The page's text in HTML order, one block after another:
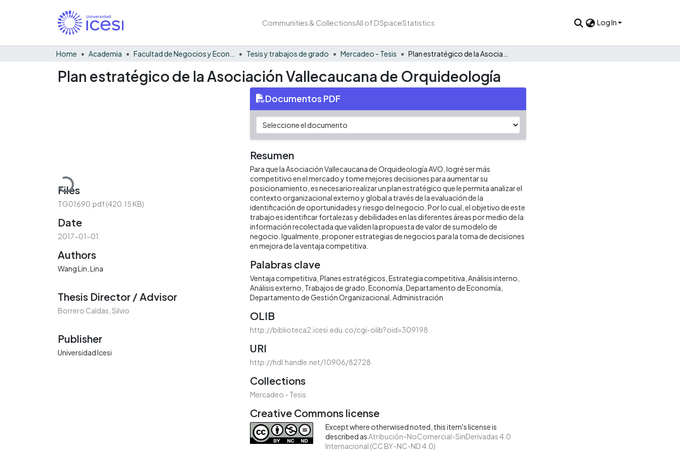
Communities & CollectionsAll of DSpaceStatistics Log In
Home Academia Tesis y trabajos de grado Mercadeo - Tesis
Plan estratégico de la Asociación Vallecaucana de Orquideología
Loading...
Files
TG01690.pdf(420.15 KB)
Date
2017-01-01
Authors
Wang Lin, Lina
Thesis Director / Advisor
Borrero Caldas, Silvio
Publisher
Universidad Icesi
Documentos PDF
Resumen
Para que la Asociación Vallecaucana de Orquideología AVO, logré ser más
competitivo en el mercado y tome mejores decisiones para aumentar su
posicionamiento, es necesario realizar un plan estratégico que le permita analizar el
contexto organizacional externo y global a través de la evaluación de la
identificación de oportunidades y riesgo del negocio. Por lo cual, el objetivo de este
trabajo es identificar fortalezas y debilidades en las diferentes áreas por medio de la
información recolectada que validen la propuesta de valor de su modelo de
negocio. Igualmente, proponer estrategias de negocios para la toma de decisiones
en mejora de la ventaja competitiva.
Palabras clave
Ventaja competitiva Planes estratégicos Estrategia competitiva Análisis interno
Análisis externo Trabajos de grado Economía Departamento de Economía
Departamento de Gestión Organizacional Administración
OLIB
http://biblioteca2.icesi.edu.co/cgi-olib?oid=309198
URI
http://hdl.handle.net/10906/82728
Collections
Mercadeo - Tesis
Creative Commons license
Except where otherwised noted, this item's license is
described as Atribución-NoComercial-SinDerivadas 4.0
Internacional (CC BY-NC-ND 4.0)